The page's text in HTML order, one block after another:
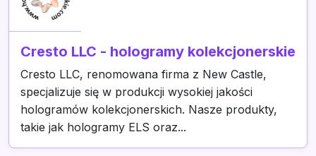
Cresto LLC - hologramy kolekcjonerskie
Cresto LLC, renomowana firma z New Castle,
specjalizuje się w produkcji wysokiej jakości
hologramów kolekcjonerskich. Nasze produkty,
takie jak hologramy ELS oraz...